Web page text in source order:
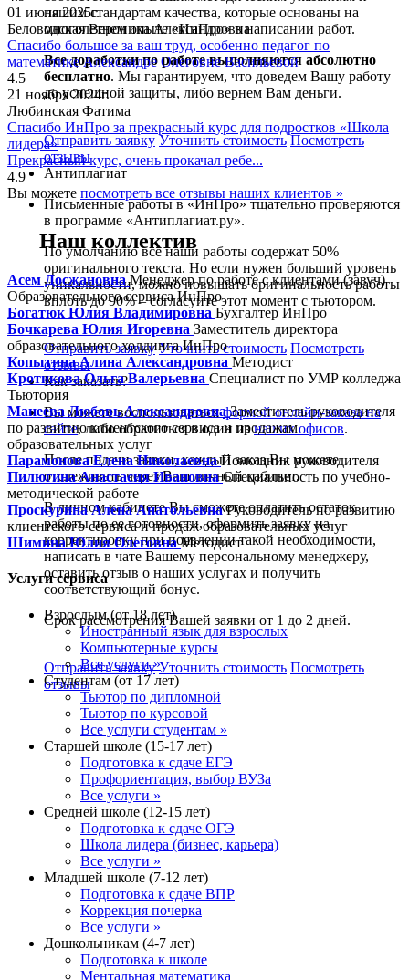
нашим стандартам качества, которые основаны на
многолетнем опыте «ИнПро» в написании работ.
Все доработки по работе выполняются абсолютно
бесплатно. Мы гарантируем, что доведем Вашу работу
до успешной защиты, либо вернем Вам деньги.
Отправить заявку Уточнить стоимость Посмотреть
отзывы
Антиплагиат
Письменные работы в «ИнПро» тщательно проверяются
в программе «Антиплагиат.ру».
По умолчанию все наши работы содержат 50%
оригинального текста. Но если нужен больший уровень
уникальности, можно повышать оригинальность работы
вплоть до 90% – согласуйте этот момент с тьютором.
Отправить заявку Уточнить стоимость Посмотреть
отзывы
Как заказать?
Вы можете воспользоватьсяформой онлайн-заказа на
сайте, либо обратиться в один изнаших офисов.
После подачи заявки, каждый заказ Вы можете
отслеживать через Ваш личный кабинет.
В личном кабинете Вы сможете оплатить остаток
работы по ее готовности, оформить заявку на
корректировку при появлении такой необходимости,
написать в чате Вашему персональному менеджеру,
оставить отзыв о наших услугах и получить
соответствующий бонус.
Срок рассмотрения Вашей заявки от 1 до 2 дней.
Отправить заявку Уточнить стоимость Посмотреть
отзывы
01 июля 2025г.
Беловодская Вероника Александровна
Спасибо большое за ваш труд, особенно педагог по
математике Александре Олеговне Васильевой
4.5
21 ноября 2024г.
Любинская Фатима
Спасибо ИнПро за прекрасный курс для подростков «Школа
лидера»
Прекрасный курс, очень прокачал ребе...
4.9
Вы можете посмотреть все отзывы наших клиентов »
Наш коллектив
Асем Досжановна Менеджер по работе с клиентами (завуч)
Образовательного сервиса ИнПро
Богатюк Юлия Владимировна Бухгалтер ИнПро
Бочкарева Юлия Игоревна Заместитель директора
образовательного холдинга ИнПро
Копытина Алина Александровна Методист
Кротикова Ольга Валерьевна Специалист по УМР колледжа
Тьютория
Манеева Любовь Александровна Заместитель руководителя
по развитию клиентского сервиса и продажам
образовательных услуг
Парамонова Елена Николаевна Помощник руководителя
Пилюгина Анастасия Ивановна Специальность по учебно-
методической работе
Проскурина Алена Анатольевна Руководитель по развитию
клиентского сервиса и продаж образовательных услуг
Шимина Юлия Олеговна Методист
Услуги сервиса
Взрослым (от 18 лет)
Иностранный язык для взрослых
Компьютерные курсы
Все услуги »
Студентам (от 17 лет)
Тьютор по дипломной
Тьютор по курсовой
Все услуги студентам »
Старшей школе (15-17 лет)
Подготовка к сдаче ЕГЭ
Профориентация, выбор ВУЗа
Все услуги »
Средней школе (12-15 лет)
Подготовка к сдаче ОГЭ
Школа лидера (бизнес, карьера)
Все услуги »
Младшей школе (7-12 лет)
Подготовка к сдаче ВПР
Коррекция почерка
Все услуги »
Дошкольникам (4-7 лет)
Подготовка к школе
Ментальная математика